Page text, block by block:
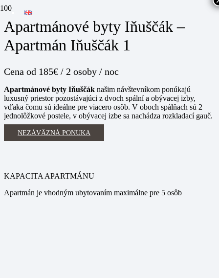
Apartmánové byty Iňuščák –
Apartmán Iňuščák 1
Cena od 185€ / 2 osoby / noc
Apartmánové byty Iňuščák našim návštevníkom ponúkajú
luxusný priestor pozostávajúci z dvoch spální a obývacej izby,
vďaka čomu sú ideálne pre viacero osôb. V oboch spálňach sú 2
jednolôžkové postele, v obývacej izbe sa nachádza rozkladací gauč.
NEZÁVÄZNÁ PONUKA
KAPACITA APARTMÁNU
Apartmán je vhodným ubytovaním maximálne pre 5 osôb